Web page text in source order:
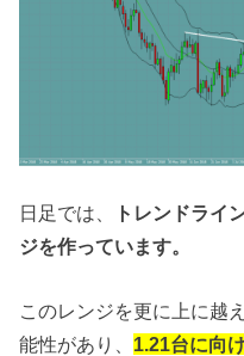
日足では、
トレンドライ
ジを作っています。
このレンジを更に上に越
能性があり、 1.21台に向